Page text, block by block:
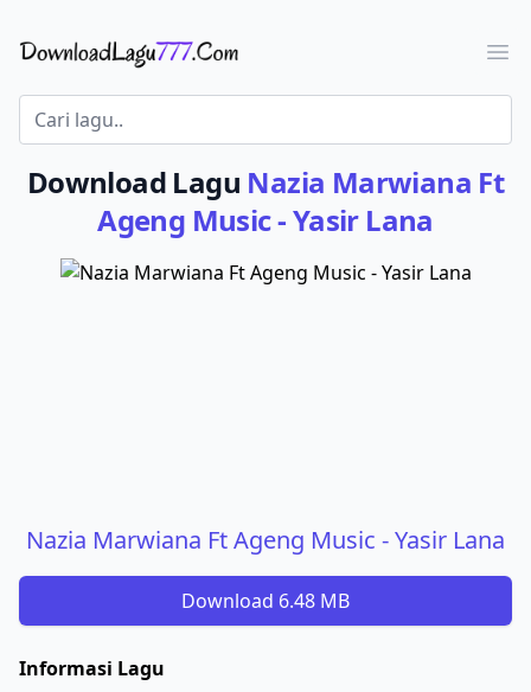
Download Lagu - LaguJoss.com
Download Lagu Nazia Marwiana Ft
Ageng Music - Yasir Lana
Nazia Marwiana Ft Ageng Music - Yasir Lana
Download 6.48 MB
Informasi Lagu